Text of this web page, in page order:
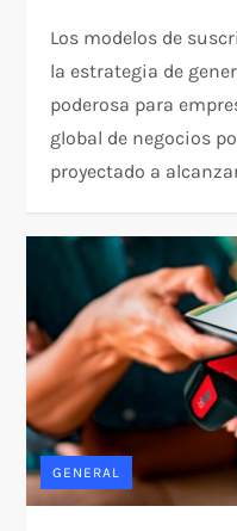
Los modelos de
la estrategia de
poderosa para
global de negocios
proyectado a
GENERAL